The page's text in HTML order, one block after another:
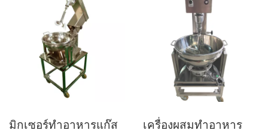
มิกเซอร์ทำอาหารแก๊ส
เครื่องผสมทำอาหาร